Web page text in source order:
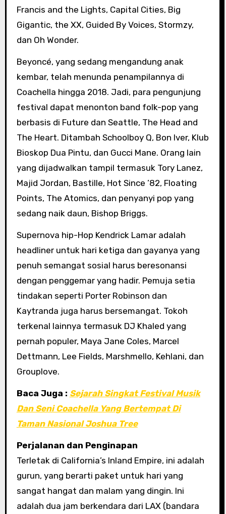
Francis and the Lights, Capital Cities, Big
Gigantic, the XX, Guided By Voices, Stormzy,
dan Oh Wonder.
Beyoncé, yang sedang mengandung anak
kembar, telah menunda penampilannya di
Coachella hingga 2018. Jadi, para pengunjung
festival dapat menonton band folk-pop yang
berbasis di Future dan Seattle, The Head and
The Heart. Ditambah Schoolboy Q, Bon Iver, Klub
Bioskop Dua Pintu, dan Gucci Mane. Orang lain
yang dijadwalkan tampil termasuk Tory Lanez,
Majid Jordan, Bastille, Hot Since ’82, Floating
Points, The Atomics, dan penyanyi pop yang
sedang naik daun, Bishop Briggs.
Supernova hip-Hop Kendrick Lamar adalah
headliner untuk hari ketiga dan gayanya yang
penuh semangat sosial harus beresonansi
dengan penggemar yang hadir. Pemuja setia
tindakan seperti Porter Robinson dan
Kaytranda juga harus bersemangat. Tokoh
terkenal lainnya termasuk DJ Khaled yang
pernah populer, Maya Jane Coles, Marcel
Dettmann, Lee Fields, Marshmello, Kehlani, dan
Grouplove.
Baca Juga : Sejarah Singkat Festival Musik
Dan Seni Coachella Yang Bertempat Di
Taman Nasional Joshua Tree
Perjalanan dan Penginapan
Terletak di California’s Inland Empire, ini adalah
gurun, yang berarti paket untuk hari yang
sangat hangat dan malam yang dingin. Ini
adalah dua jam berkendara dari LAX (bandara